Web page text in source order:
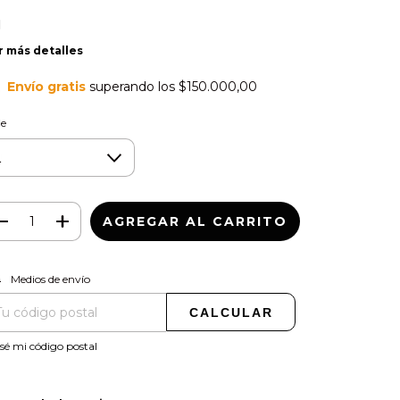
más detalles
Envío gratis superando los $150.000,00
para el CP:
Medios de envío
CALCULAR
mi código postal